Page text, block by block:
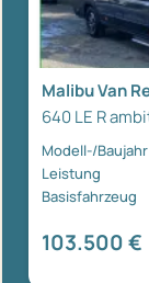
Malibu Van
640 LE R
Modell-/Baujahr
Leistung
Basisfahrzeug
103.500 €